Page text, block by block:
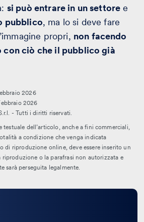
si può entrare in un settore e
pubblico, ma lo si deve fare
propri, non facendo
con ciò che il pubblico già
2026
2026
- Tutti i diritti riservati.
testuale dell’articolo, anche a fini commerciali,
a condizione che venga indicata
di riproduzione online, deve essere inserito un
riproduzione o la parafrasi non autorizzata e
sarà perseguita legalmente.